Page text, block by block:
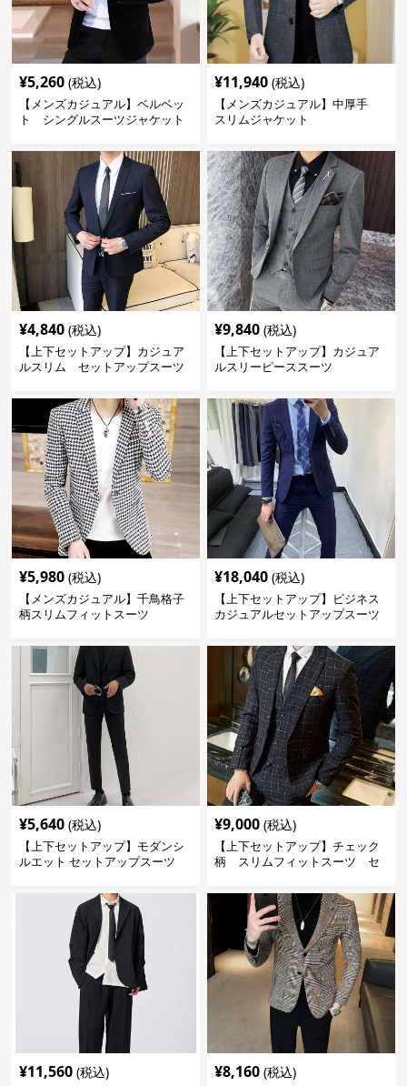
¥5,260 (税込)
【メンズカジュアル】ベルベッ
ト シングルスーツジャケット
¥11,940 (税込)
【メンズカジュアル】中厚手
スリムジャケット
¥4,840 (税込)
【上下セットアップ】カジュア
ルスリム セットアップスーツ
¥9,840 (税込)
【上下セットアップ】カジュア
ルスリーピーススーツ
¥5,980 (税込)
【メンズカジュアル】千鳥格子
柄スリムフィットスーツ
¥18,040 (税込)
【上下セットアップ】ビジネス
カジュアルセットアップスーツ
¥5,640 (税込)
【上下セットアップ】モダンシ
ルエット セットアップスーツ
¥9,000 (税込)
【上下セットアップ】チェック
柄 スリムフィットスーツ セ
¥11,560 (税込) ¥8,160 (税込)